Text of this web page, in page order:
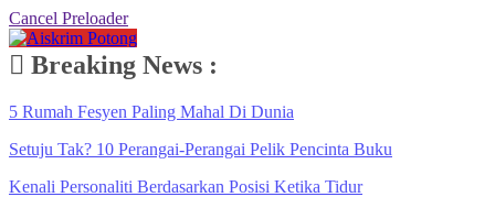
Cancel Preloader
Breaking News :
5 Rumah Fesyen Paling Mahal Di Dunia
Setuju Tak? 10 Perangai-Perangai Pelik Pencinta Buku
Kenali Personaliti Berdasarkan Posisi Ketika Tidur